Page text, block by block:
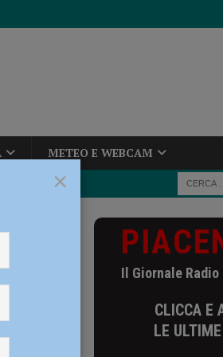
METEO E WEBCAM
Il Giornale Radio
CLICCA E
LE
×